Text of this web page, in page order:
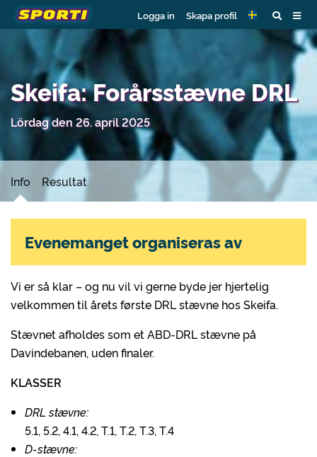
Logga in Skapa profil
Skeifa: Forårsstævne DRL
Lördag den 26. april 2025
Info Resultat
Vi er så klar – og nu vil vi gerne byde jer hjertelig
velkommen til årets første DRL stævne hos Skeifa.
Stævnet afholdes som et ABD-DRL stævne på
Davindebanen, uden finaler.
KLASSER
DRL stævne:
5.1, 5.2, 4.1, 4.2, T.1, T.2, T.3, T.4
D-stævne:
Evenemanget organiseras av